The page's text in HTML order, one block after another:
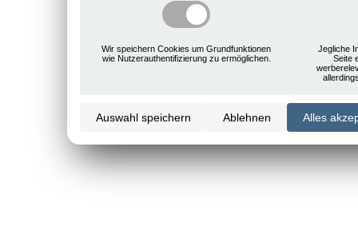
Wir speichern Cookies um Grundfunktionen
wie Nutzerauthentifizierung zu ermöglichen.
Jegliche
Seite
Auswahl speichern Ablehnen Alles